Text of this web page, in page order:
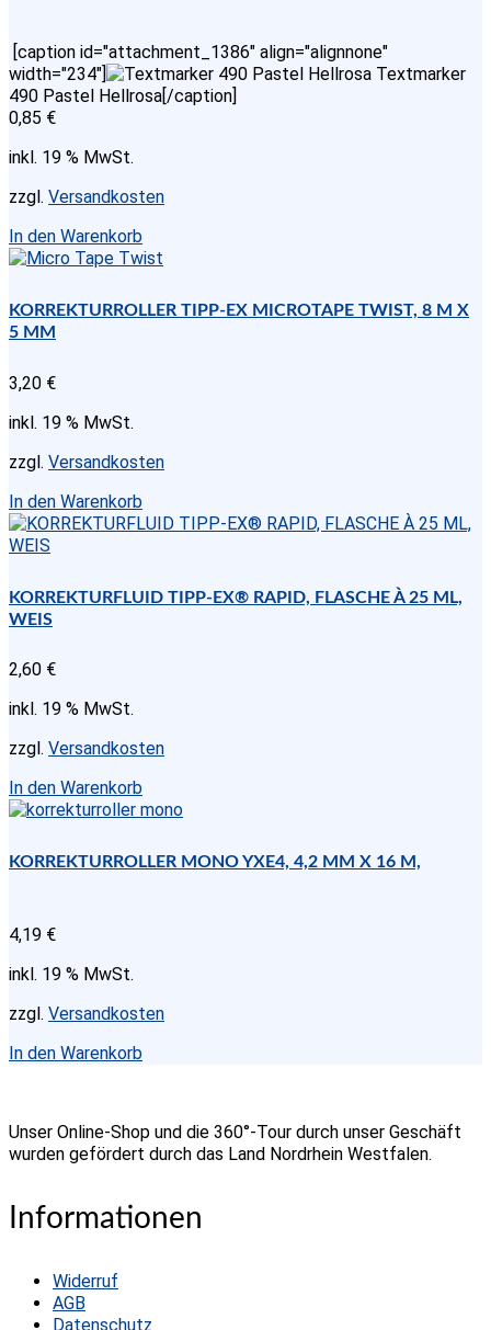
[caption id="attachment_1386" align="alignnone"
width="234"]
Textmarker
490 Pastel Hellrosa[/caption]
0,85 €
inkl. 19 % MwSt.
zzgl. Versandkosten
In den Warenkorb
KORREKTURROLLER TIPP-EX MICROTAPE TWIST, 8 M X
5 MM
3,20 €
inkl. 19 % MwSt.
zzgl. Versandkosten
In den Warenkorb
KORREKTURFLUID TIPP-EX® RAPID, FLASCHE À 25 ML,
WEIS
2,60 €
inkl. 19 % MwSt.
zzgl. Versandkosten
In den Warenkorb
KORREKTURROLLER MONO YXE4, 4,2 MM X 16 M,
4,19 €
inkl. 19 % MwSt.
zzgl. Versandkosten
In den Warenkorb
Unser Online-Shop und die 360°-Tour durch unser Geschäft
wurden gefördert durch das Land Nordrhein Westfalen.
Informationen
Widerruf
AGB
Datenschutz